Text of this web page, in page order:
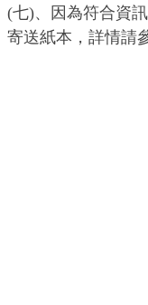
(七)、因為符合資
寄送紙本 ，詳情請